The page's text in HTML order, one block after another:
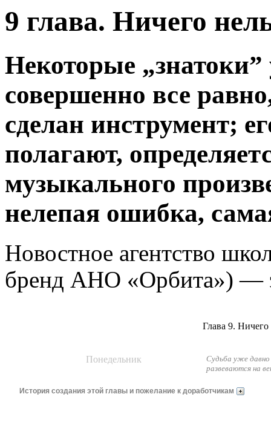
9 глава. Ничего
Некоторые
совершенно все
сделан инструмент;
полагают,
музыкального
нелепая ошибка,
Глава 9. Ничего
Понедельник
Судьба уже
развеваются на
История создания этой главы и пожелание к доработчикам